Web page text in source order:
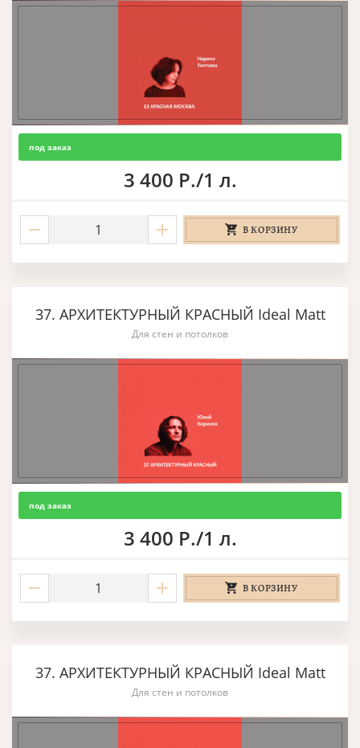
под заказ
3 400 Р./1 л.
В КОРЗИНУ
37. АРХИТЕКТУРНЫЙ КРАСНЫЙ Ideal Matt
Для стен и потолков
под заказ
3 400 Р./1 л.
В КОРЗИНУ
37. АРХИТЕКТУРНЫЙ КРАСНЫЙ Ideal Matt
Для стен и потолков